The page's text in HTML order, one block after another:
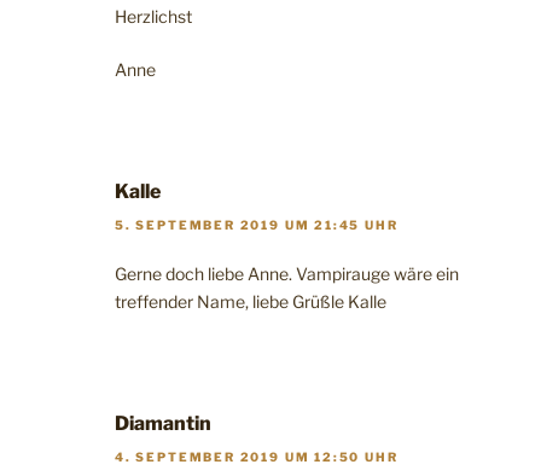
Herzlichst
Anne
Kalle
5. SEPTEMBER 2019 UM 21:45 UHR
Gerne doch liebe Anne. Vampirauge wäre ein
treffender Name, liebe Grüßle Kalle
Diamantin
4. SEPTEMBER 2019 UM 12:50 UHR